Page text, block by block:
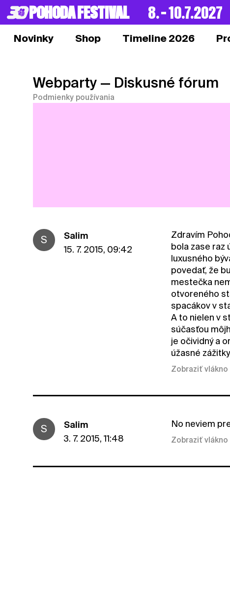
POHODA FESTIVAL 8. – 10.7.2027
Novinky Shop Timeline 2026
Webparty — Diskusné fórum
Podmienky používania
S
Salim
15. 7. 2015, 09:42
Zdravím
bola zase raz
luxusného
povedať, že
mestečka
otvoreného
spacákov v
A to nielen v
súčasťou
je očividný a
úžasné
Zobraziť vlákno
S
Salim
3. 7. 2015, 11:48
No neviem
Zobraziť vlákno